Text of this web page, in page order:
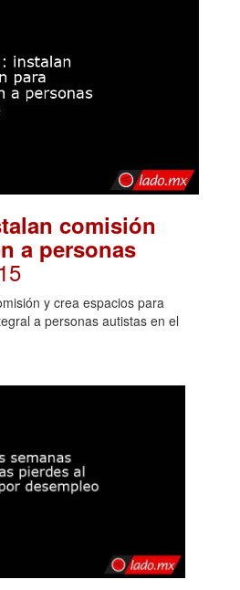
comisión
a personas
y crea espacios para
a personas autistas en el